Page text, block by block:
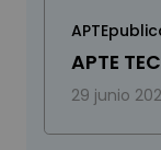
APTE
29 junio